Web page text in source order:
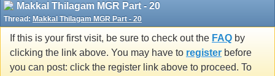
Makkal Thilagam MGR Part - 20
Thread: Makkal Thilagam MGR Part - 20
If this is your first visit, be sure to check out the FAQ by
clicking the link above. You may have to register before
you can post: click the register link above to proceed. To